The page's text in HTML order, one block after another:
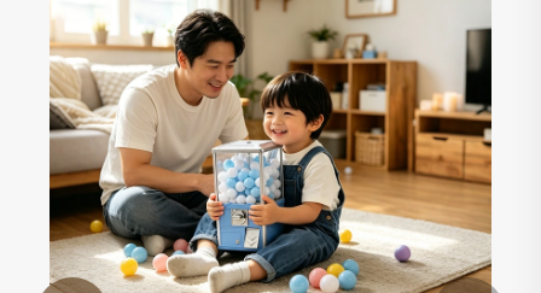
El valor comercial de las máquinas Gashapon:
por qué son una inversión rentable para los
minoristas
Ver más >>